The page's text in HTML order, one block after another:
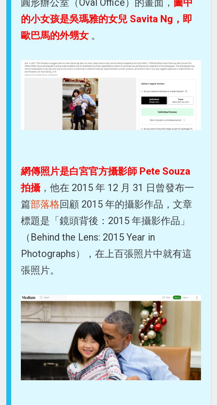
圓形辦公室（Oval Office）的畫面， 圖中
的小女孩是吳瑪雅的女兒 Savita Ng，即
歐巴馬的外甥女 。
網傳照片是白宮官方攝影師 Pete Souza
拍攝，他在 2015 年 12 月 31 日曾發布一
篇部落格回顧 2015 年的攝影作品，文章
標題是「鏡頭背後：2015 年攝影作品」
（Behind the Lens: 2015 Year in
Photographs），在上百張照片中就有這
張照片。